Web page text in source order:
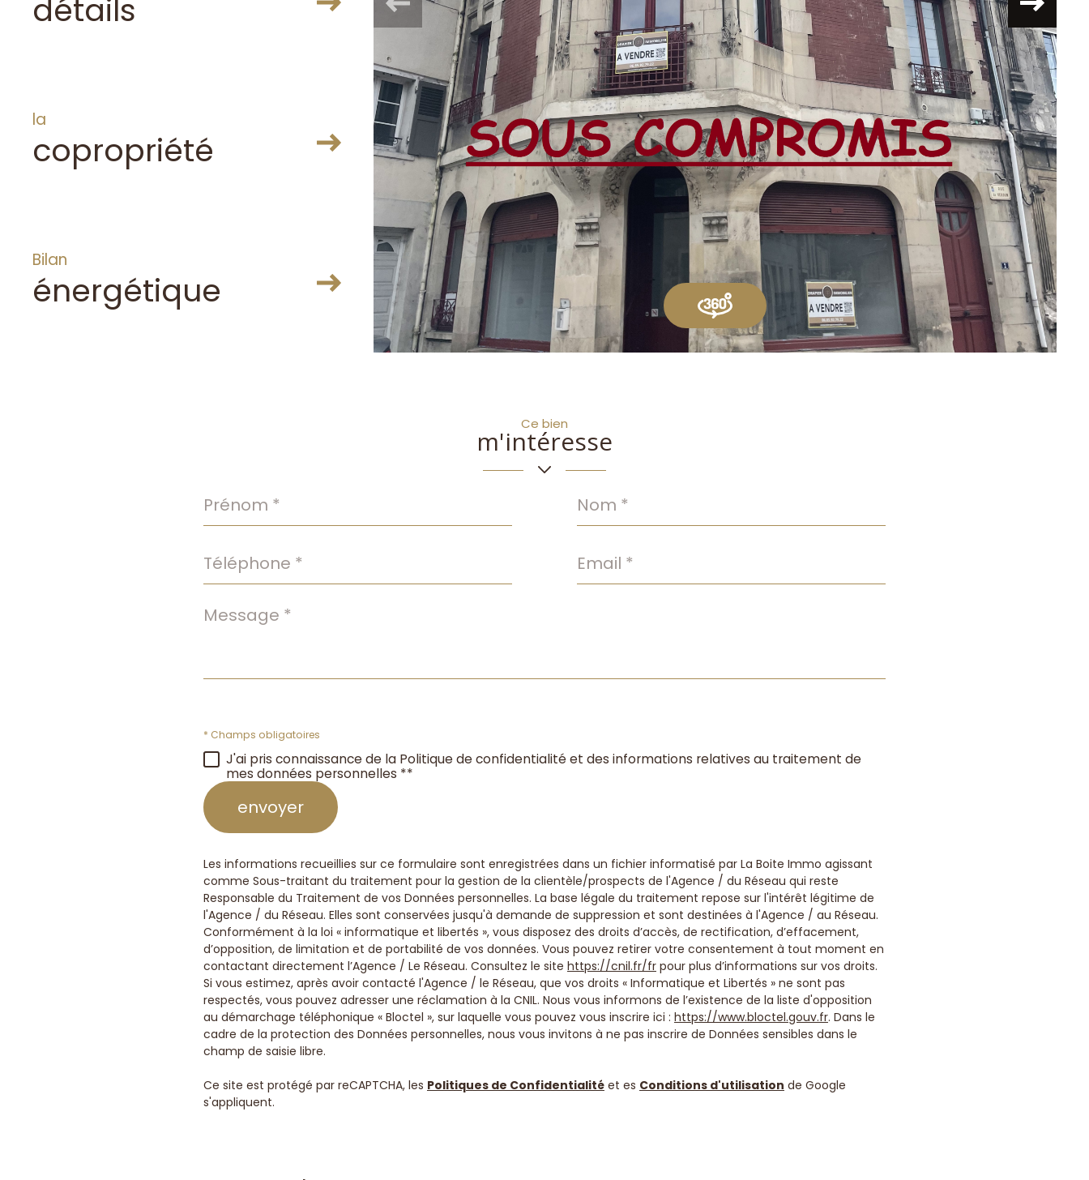
détails
la
copropriété
Bilan
énergétique
Ce bien
m'intéresse
Prénom
*
Nom
*
Téléphone
*
Email
*
Message
* Champs obligatoires
J'ai pris connaissance de la Politique de confidentialité et des informations relatives au traitement de
mes données personnelles **
envoyer
Les informations recueillies sur ce formulaire sont enregistrées dans un fichier informatisé par La Boite Immo agissant
comme Sous-traitant du traitement pour la gestion de la clientèle/prospects de l'Agence / du Réseau qui reste
Responsable du Traitement de vos Données personnelles. La base légale du traitement repose sur l'intérêt légitime de
l'Agence / du Réseau. Elles sont conservées jusqu'à demande de suppression et sont destinées à l'Agence / au Réseau.
Conformément à la loi « informatique et libertés », vous disposez des droits d’accès, de rectification, d’effacement,
d’opposition, de limitation et de portabilité de vos données. Vous pouvez retirer votre consentement à tout moment en
contactant directement l’Agence / Le Réseau. Consultez le site https://cnil.fr/fr pour plus d’informations sur vos droits.
Si vous estimez, après avoir contacté l'Agence / le Réseau, que vos droits « Informatique et Libertés » ne sont pas
respectés, vous pouvez adresser une réclamation à la CNIL. Nous vous informons de l’existence de la liste d'opposition
au démarchage téléphonique « Bloctel », sur laquelle vous pouvez vous inscrire ici : https://www.bloctel.gouv.fr. Dans le
cadre de la protection des Données personnelles, nous vous invitons à ne pas inscrire de Données sensibles dans le
champ de saisie libre.
Ce site est protégé par reCAPTCHA, les Politiques de Confidentialité et es Conditions d'utilisation de Google
s'appliquent.